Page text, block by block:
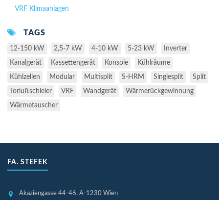
VRF Klimaanlagen
TAGS
12-150 kW 2,5-7 kW 4-10 kW 5-23 kW Inverter
Kanalgerät Kassettengerät Konsole Kühlräume
Kühlzellen Modular Multisplit S-HRM Singlesplit Split
Torluftschleier VRF Wandgerät Wärmerückgewinnung
Wärmetauscher
FA. STEFEK
Akaziengasse 44-46, A-1230 Wien